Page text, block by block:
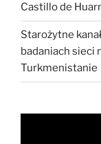
Castillo de
Starożytne
badaniach sieci
Turkmenistanie